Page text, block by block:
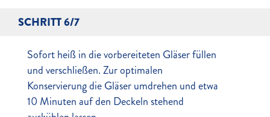
SCHRITT 6/7
Sofort heiß in die vorbereiteten Gläser füllen
und verschließen. Zur optimalen
Konservierung die Gläser umdrehen und etwa
10 Minuten auf den Deckeln stehend